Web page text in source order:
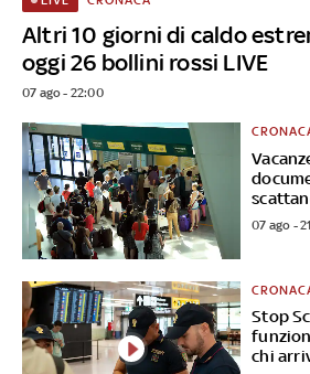
Altri 10 giorni di caldo
oggi 26 bollini rossi LIVE
07 ago - 22:00
07 ago -
Stop
chi